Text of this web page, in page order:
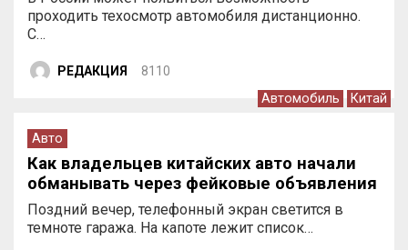
проходить техосмотр автомобиля дистанционно.
С…
РЕДАКЦИЯ 8110
Автомобиль Китай
Авто
Как владельцев китайских авто начали
обманывать через фейковые объявления
Поздний вечер, телефонный экран светится в
темноте гаража. На капоте лежит список…